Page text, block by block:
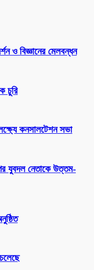
ও বিজ্ঞানের মেলবন্ধন
চুরি
কনসালটেশন সভা
যুবদল নেতাকে উত্তম-